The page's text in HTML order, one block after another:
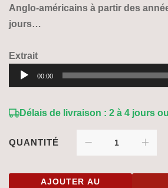
Anglo-américains à partir des
jours…
Extrait
Lecteur
audio
00:00
Délais de livraison : 2 à 4 jours
QUANTITÉ
AJOUTER AU